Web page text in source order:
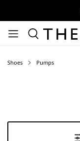
Shoes Pumps